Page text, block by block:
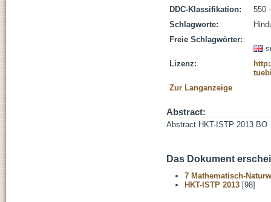
DDC-Klassifikation:
550
Schlagworte:
Freie Schlagwörter:
Lizenz:
Zur Langanzeige
Abstract:
Abstract HKT-ISTP 2013 BO
Das Dokument
7 Mathematisch-
HKT-ISTP 2013 [98]